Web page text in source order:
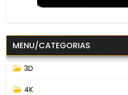
MENU/CATEGORIAS
3D
4K